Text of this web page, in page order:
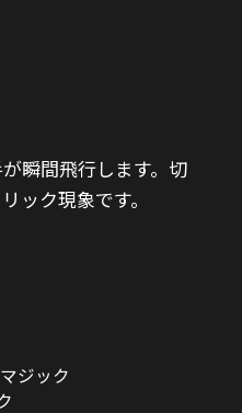
瞬間飛行します。切
ック現象です。
ジック